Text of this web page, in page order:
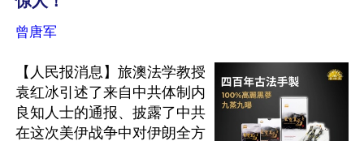
曾唐军
【人民报消息】旅澳法学教授
袁红冰引述了来自中共体制内
良知人士的通报、披露了中共
在这次美伊战争中对伊朗全方